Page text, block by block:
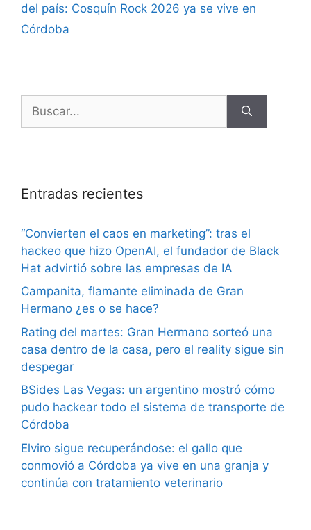
del país: Cosquín Rock 2026 ya se vive en
Córdoba
Entradas recientes
“Convierten el caos en marketing”: tras el
hackeo que hizo OpenAI, el fundador de Black
Hat advirtió sobre las empresas de IA
Campanita, flamante eliminada de Gran
Hermano ¿es o se hace?
Rating del martes: Gran Hermano sorteó una
casa dentro de la casa, pero el reality sigue sin
despegar
BSides Las Vegas: un argentino mostró cómo
pudo hackear todo el sistema de transporte de
Córdoba
Elviro sigue recuperándose: el gallo que
conmovió a Córdoba ya vive en una granja y
continúa con tratamiento veterinario